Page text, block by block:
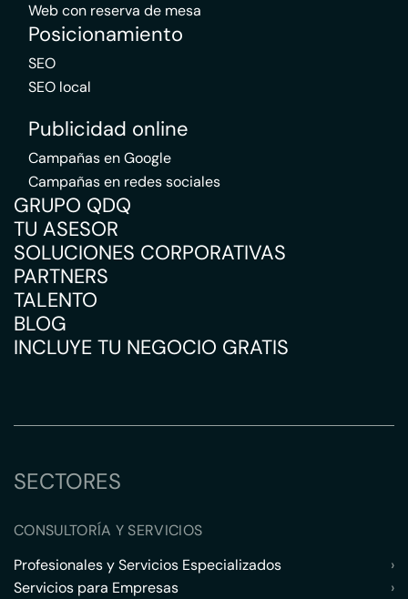
Web con reserva de mesa
Posicionamiento
SEO
SEO local
Publicidad online
Campañas en Google
Campañas en redes sociales
GRUPO QDQ
TU ASESOR
SOLUCIONES CORPORATIVAS
PARTNERS
TALENTO
BLOG
INCLUYE TU NEGOCIO GRATIS
SECTORES
CONSULTORÍA Y SERVICIOS
Profesionales y Servicios Especializados
›
Servicios para Empresas
›